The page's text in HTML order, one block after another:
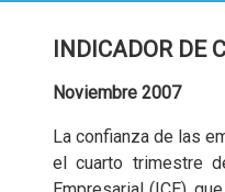
INDICADOR DE
Noviembre 2007
La confianza de las
el cuarto trimestre